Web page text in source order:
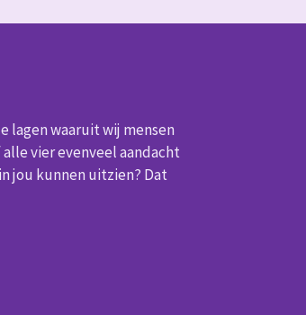
lagen waaruit wij mensen
vier evenveel aandacht
jou kunnen uitzien? Dat